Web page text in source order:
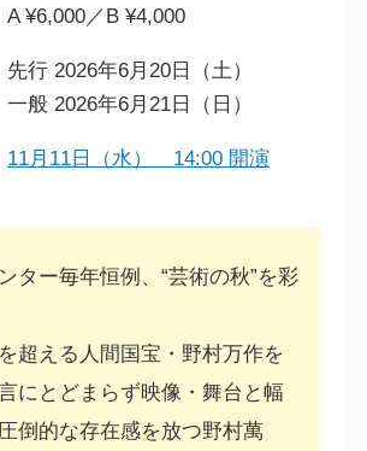
A ¥6,000／B ¥4,000
先行 2026年6月20日（土）
一般 2026年6月21日（日）
11月11日（水） 14:00 開演
ター毎年恒例、“芸術の秋”を彩
超える人間国宝・野村万作を
にとどまらず映像・舞台と幅
倒的な存在感を放つ野村萬